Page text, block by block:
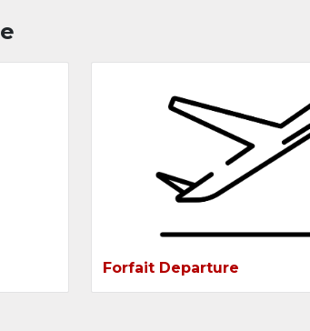
Forfait Departure